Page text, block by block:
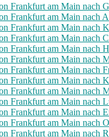
Frankfurt am Main nach
Frankfurt am Main nach
Frankfurt am Main nach
Frankfurt am Main nach
Frankfurt am Main nach
Frankfurt am Main nach
Frankfurt am Main nach
Frankfurt am Main nach
Frankfurt am Main nach
Frankfurt am Main nach
Frankfurt am Main nach
Frankfurt am Main nach
Frankfurt am Main nach